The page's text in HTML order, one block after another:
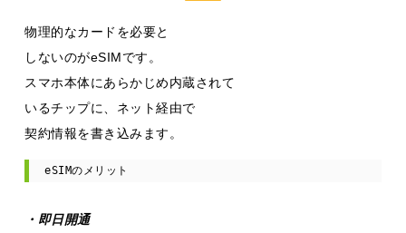
物理的なカードを必要と
しないのがeSIMです。
スマホ本体にあらかじめ内蔵されて
いるチップに、ネット経由で
契約情報を書き込みます。
eSIMのメリット
・即日開通